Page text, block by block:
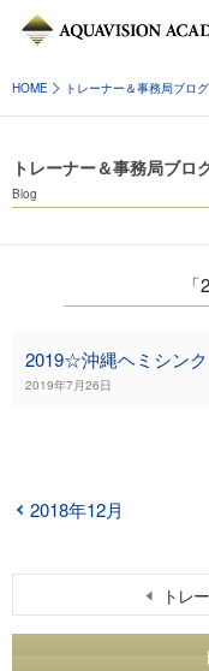
HOME トレーナー＆事務局ブログ
トレーナー＆事務局ブロ
Blog
トレ
2019年7月26日
2018年12月